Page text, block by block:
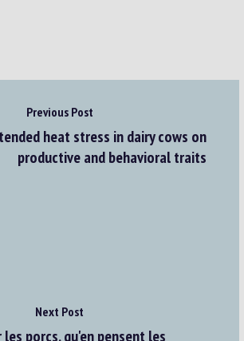
Previous Post
heat stress in dairy cows on
productive and behavioral traits
Next Post
porcs, qu'en pensent les